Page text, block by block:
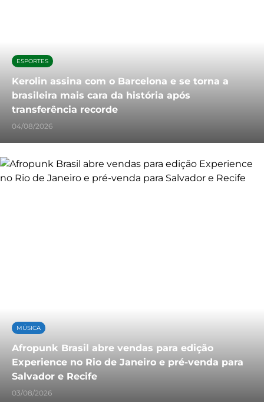
ESPORTES
Kerolin assina com o Barcelona e se torna a
brasileira mais cara da história após
transferência recorde
04/08/2026
MÚSICA
Afropunk Brasil abre vendas para edição
Experience no Rio de Janeiro e pré-venda para
Salvador e Recife
03/08/2026